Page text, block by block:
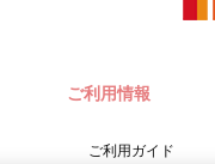
ご利用情報
ご利用ガイド